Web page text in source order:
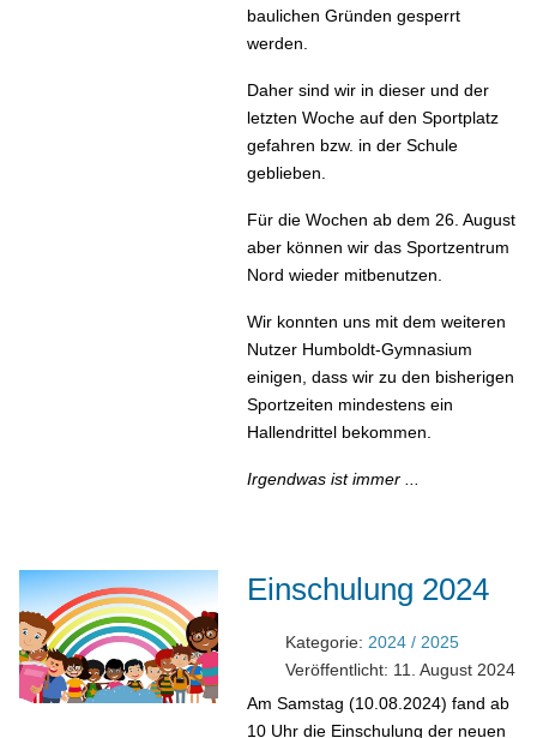
baulichen Gründen gesperrt
werden.
Daher sind wir in dieser und der
letzten Woche auf den Sportplatz
gefahren bzw. in der Schule
geblieben.
Für die Wochen ab dem 26. August
aber können wir das Sportzentrum
Nord wieder mitbenutzen.
Wir konnten uns mit dem weiteren
Nutzer Humboldt-Gymnasium
einigen, dass wir zu den bisherigen
Sportzeiten mindestens ein
Hallendrittel bekommen.
Irgendwas ist immer ...
Einschulung 2024
Kategorie:2024 / 2025
Veröffentlicht: 11. August 2024
Am Samstag (10.08.2024) fand ab
10 Uhr die Einschulung der neuen